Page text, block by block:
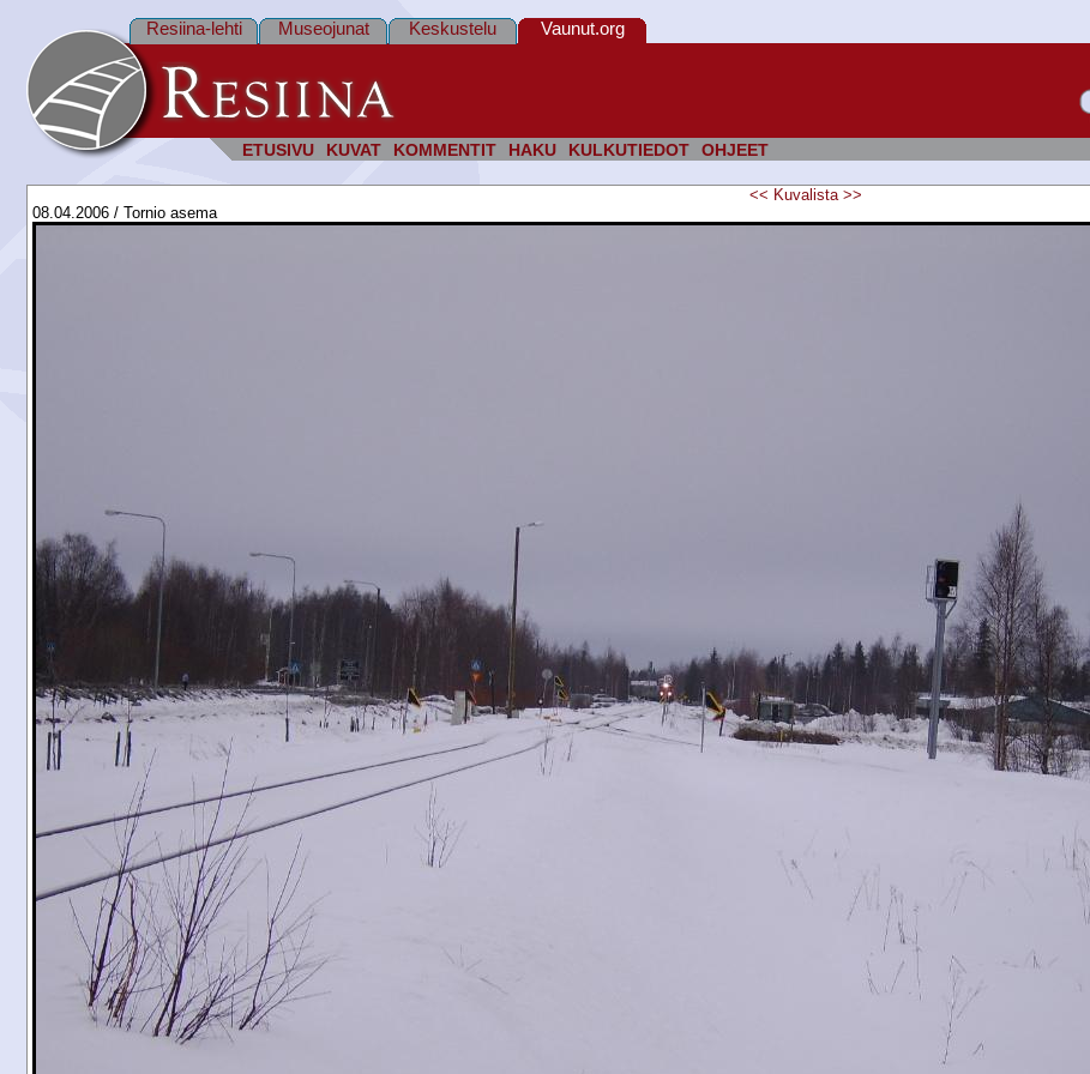
ETUSIVU KUVAT KOMMENTIT HAKU KULKUTIEDOT OHJEET
Resiina-lehti Museojunat Keskustelu Vaunut.org
<< Kuvalista >>
08.04.2006 / Tornio asema